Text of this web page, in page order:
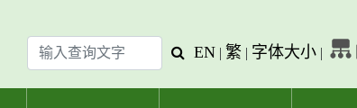
输
入
查
查
EN | 繁 | 字体大小 |